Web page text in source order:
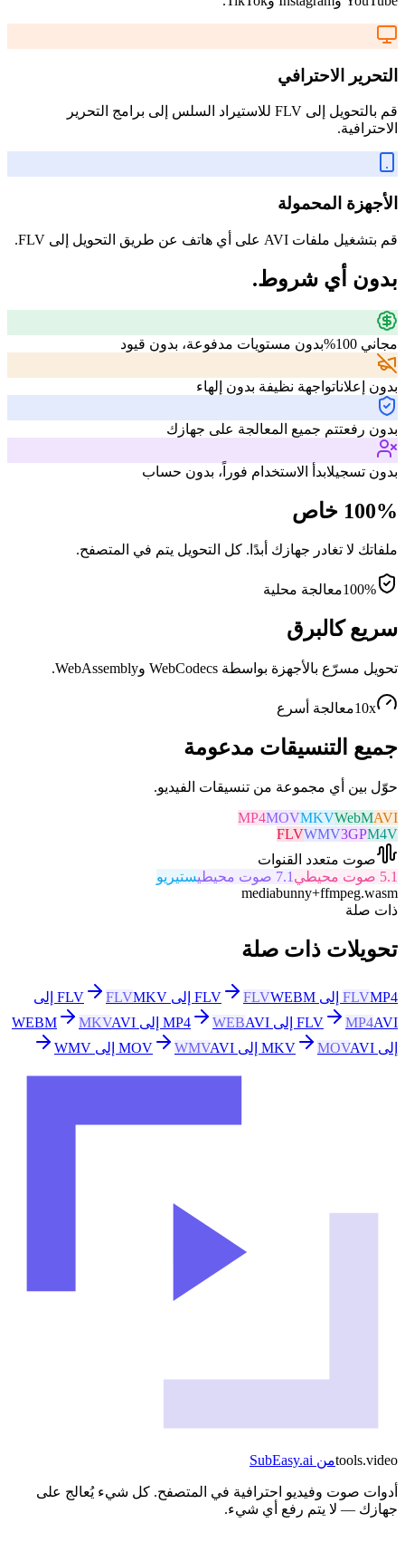
التحرير الاحترافي
قم بالتحويل إلى FLV للاستيراد السلس إلى برامج التحرير
الاحترافية.
الأجهزة المحمولة
قم بتشغيل ملفات AVI على أي هاتف عن طريق التحويل إلى FLV.
بدون أي شروط.
مجاني 100% بدون مستويات مدفوعة، بدون قيود
بدون إعلاناتواجهة نظيفة بدون إلهاء
بدون رفعتتم جميع المعالجة على جهازك
بدون تسجيلابدأ الاستخدام فوراً، بدون حساب
100% خاص
ملفاتك لا تغادر جهازك أبدًا. كل التحويل يتم في المتصفح.
100%معالجة محلية
سريع كالبرق
تحويل مسرّع بالأجهزة بواسطة WebCodecs وWebAssembly.
10xمعالجة أسرع
جميع التنسيقات مدعومة
حوّل بين أي مجموعة من تنسيقات الفيديو.
MP4MOVMKVWebMAVI
FLVWMV3GPM4V
صوت متعدد القنوات
5.1 صوت محيطي
7.1 صوت محيطي
ستيريو
mediabunny+ffmpeg.wasm
ذات صلة
تحويلات ذات صلة
FLVMP4 إلى FLV FLVWEBM إلى FLV FLV
MKV إلى
FLV
MP4AVI إلى MP4 WEBAVI إلى WEBM MKVAVI
إلى MKV
MOVAVI إلى MOV WMVAVI إلى WMV
tools.video من
أدوات صوت وفيديو احترافية في المتصفح. كل شيء يُعالج على
جهازك — لا يتم رفع أي شيء.